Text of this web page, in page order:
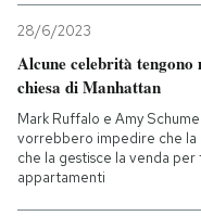
28/6/2023
Alcune celebrità tengono
chiesa di Manhattan
Mark Ruffalo e Amy
vorrebbero impedire che la
che la gestisce la venda per
appartamenti